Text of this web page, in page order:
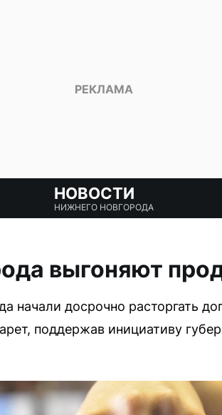
НОВОСТИ
НИЖНЕГО НОВГОРОДА
выгоняют
начали досрочно расторгать
поддержав инициативу